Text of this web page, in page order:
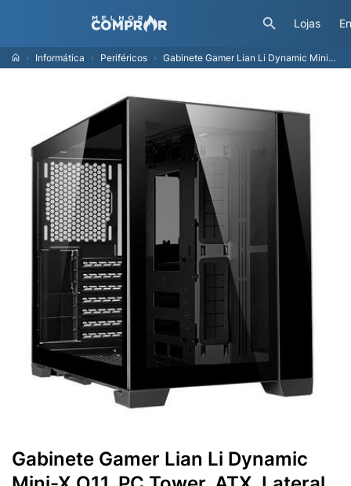
Lojas
Informática Periféricos Gabinete Gamer Lian Li Dynamic Mini-X O11, PC Tower, ATX, Lateral em Vidro Temperado, Preto - O11DMINI-X
Gabinete Gamer Lian Li Dynamic